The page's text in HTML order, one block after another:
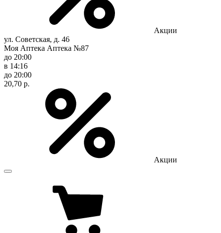
Акции
ул. Советская, д. 46
Моя Аптека Аптека №87
до 20:00
в 14:16
до 20:00
20,70 р.
Акции